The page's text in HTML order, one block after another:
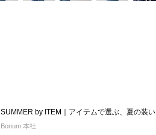
SUMMER by ITEM｜アイテムで選ぶ、夏の装い
Bonum 本社